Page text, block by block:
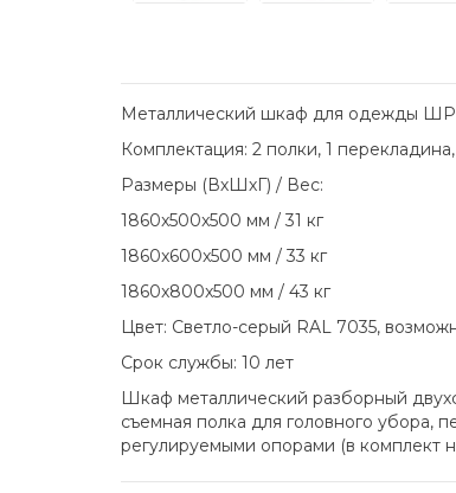
Металлический шкаф для одежды
Комплектация: 2 полки, 1
Размеры (ВхШхГ) / Вес:
1860x500x500 мм / 31 кг
1860x600x500 мм / 33 кг
1860x800x500 мм / 43 кг
Цвет: Светло-серый RAL 7035,
Cрок службы: 10 лет
Шкаф металлический разборный
съемная полка для головного убора,
регулируемыми опорами (в комплект